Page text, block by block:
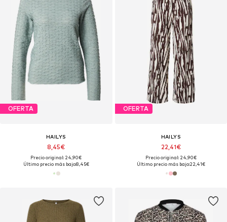
OFERTA
HAILYS
8,45€
Precio original: 24,90€
Último precio más bajo:8,45€
OFERTA
HAILYS
22,41€
Precio original: 24,90€
Último precio más bajo:22,41€